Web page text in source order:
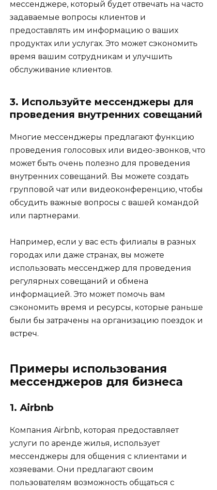
мессенджере, который будет отвечать на часто
задаваемые вопросы клиентов и
предоставлять им информацию о ваших
продуктах или услугах. Это может сэкономить
время вашим сотрудникам и улучшить
обслуживание клиентов.
3. Используйте мессенджеры для
проведения внутренних совещаний
Многие мессенджеры предлагают функцию
проведения голосовых или видео-звонков, что
может быть очень полезно для проведения
внутренних совещаний. Вы можете создать
групповой чат или видеоконференцию, чтобы
обсудить важные вопросы с вашей командой
или партнерами.
Например, если у вас есть филиалы в разных
городах или даже странах, вы можете
использовать мессенджер для проведения
регулярных совещаний и обмена
информацией. Это может помочь вам
сэкономить время и ресурсы, которые раньше
были бы затрачены на организацию поездок и
встреч.
Примеры использования
мессенджеров для бизнеса
1. Airbnb
Компания Airbnb, которая предоставляет
услуги по аренде жилья, использует
мессенджеры для общения с клиентами и
хозяевами. Они предлагают своим
пользователям возможность общаться с